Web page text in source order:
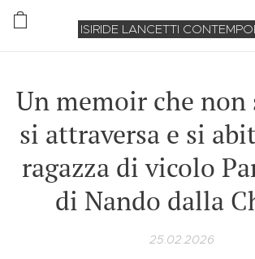
ISIRIDE LANCETTI
Un memoir che non
si attraversa e si
ragazza di vicolo
di Nando dalla
25.02.2026